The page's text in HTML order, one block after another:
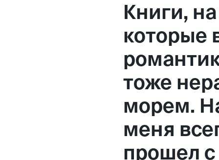
Большая
вход 10, 3 этаж, КП «Дизайн
Книги,
которые
тоже
морем.
меня
прошел